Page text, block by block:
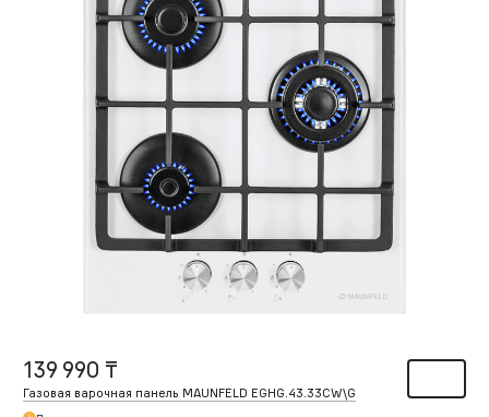
139 990 ₸
Газовая варочная панель MAUNFELD EGHG.43.33CW\G